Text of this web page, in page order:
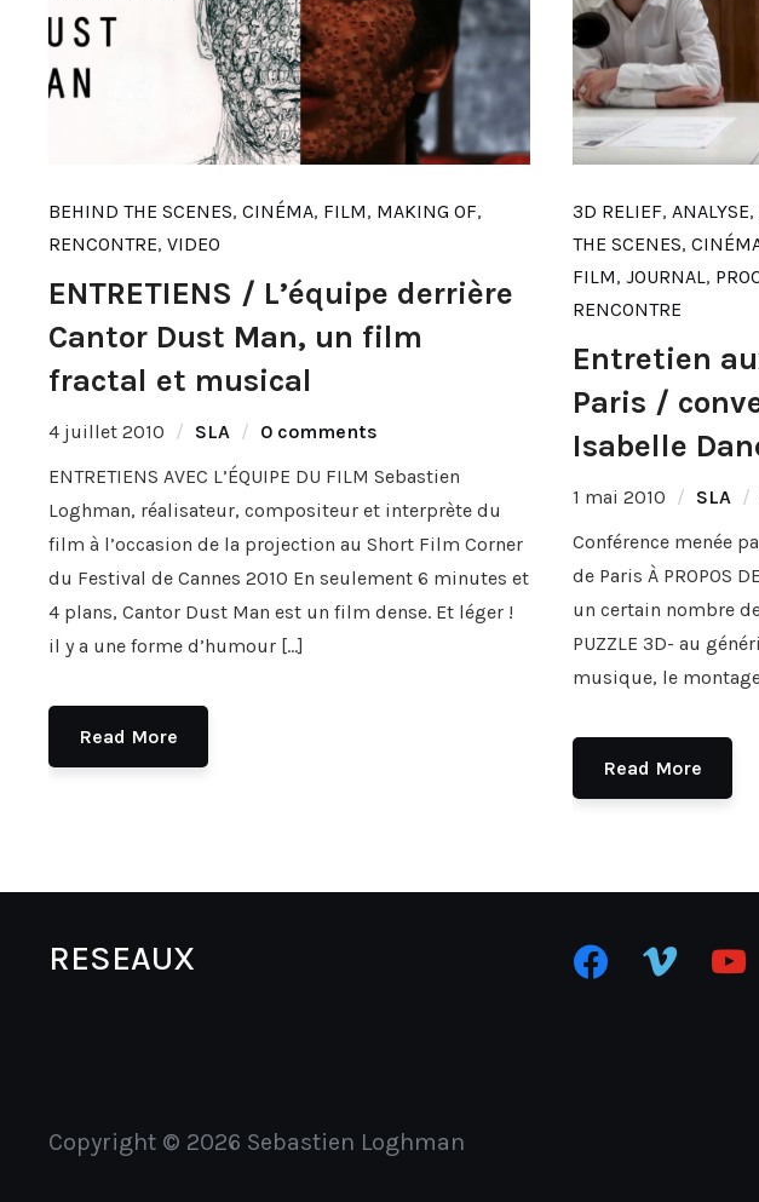
BEHIND THE SCENES,CINÉMA, FILM, MAKING OF,
RENCONTRE,VIDEO
ENTRETIENS / L’équipe derrière
Cantor Dust Man, un film
fractal et musical
4 juillet 2010 SLA
0 comments
ENTRETIENS AVEC L’ÉQUIPE DU FILM Sebastien
Loghman, réalisateur, compositeur et interprète du
film à l’occasion de la projection au Short Film Corner
du Festival de Cannes 2010 En seulement 6 minutes et
4 plans, Cantor Dust Man est un film dense. Et léger !
il y a une forme d’humour […]
Read More
3D RELIEF, ANALYSE,
THE SCENES,
FILM, JOURNAL,
RENCONTRE
Entretien
Paris /
Isabelle
1 mai 2010 SLA
Conférence menée
de Paris À PROPOS
un certain nombre
PUZZLE 3D- au
musique, le
Read More
RESEAUX facebookvimeo
Copyright © 2026 Sebastien Loghman